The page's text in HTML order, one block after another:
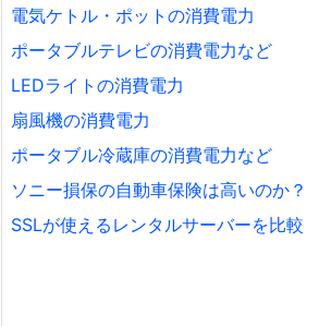
電気ケトル・ポットの消費電力
ポータブルテレビの消費電力など
LEDライトの消費電力
扇風機の消費電力
ポータブル冷蔵庫の消費電力など
ソニー損保の自動車保険は高いのか？
SSLが使えるレンタルサーバーを比較